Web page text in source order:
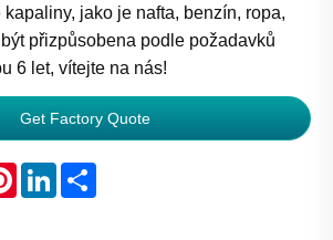
jako je nafta, benzín, ropa,
přizpůsobena podle požadavků
6 let, vítejte na nás!
Get Factory Quote
PinterestLinkedIn